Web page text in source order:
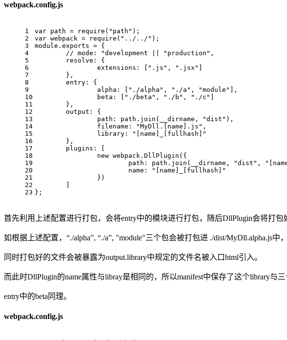
webpack.config.js
1
2
3
4
5
6
7
8
9
10
11
12
13
14
15
16
17
18
19
20
21
22
23
var path = require ( "path" );
var webpack = require ( "../../" );
module . exports = {
// mode: "development || "production",
resolve : {
extensions : [ ".js" , ".jsx"
	},
entry : {
alpha : [ "./alpha" , "./a" , "module"
],
beta : [ "./beta" , "./b" , "./c"
	},
output : {
path : path. join (__dirname, "dist" ),
filename : "MyDll.[name].js" ,
library :
"[name]_[fullhash]"
	},
plugins : [
new webpack. DllPlugin ({
path : path. join (__dirname, "dist" ,
name :
"[name]_[fullhash]"
		})
};
首先利用上述配置进行打包，会将entry中的模块进行打包，随后DllPlugin会将打
如根据上述配置，“./alpha”, “./a”, "module"三个包会被打包进 ./dist/MyDll.alpha.js中
同时打包好的文件会被暴露为output.library中规定的文件名被入口html引入。
而此时DllPlugin的name属性与libray是相同的，所以manifest中保存了这个library与
entry中的beta同理。
webpack.config.js